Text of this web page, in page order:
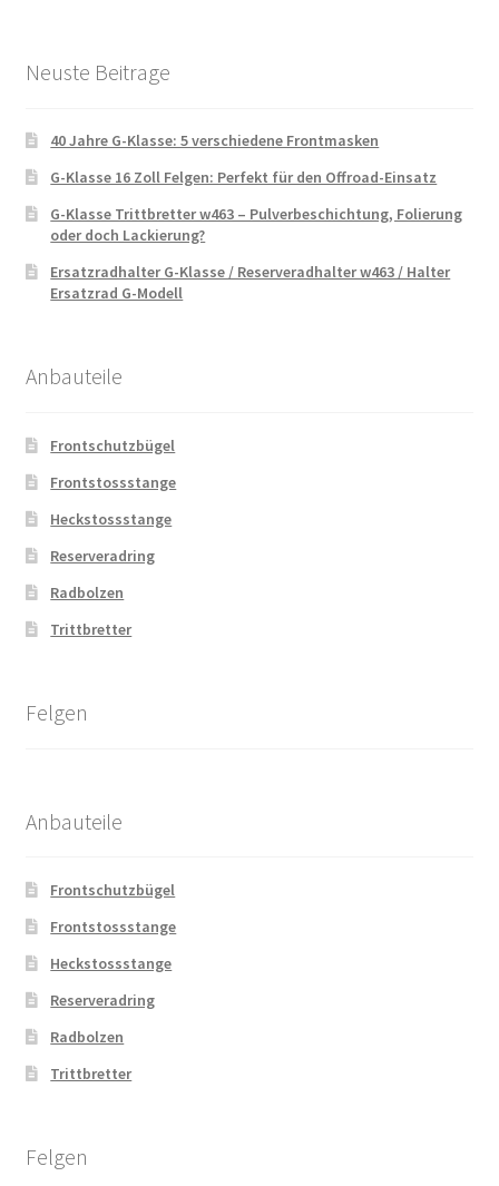
Neuste Beitrage
40 Jahre G-Klasse: 5 verschiedene Frontmasken
G-Klasse 16 Zoll Felgen: Perfekt für den Offroad-Einsatz
G-Klasse Trittbretter w463 – Pulverbeschichtung, Folierung
oder doch Lackierung?
Ersatzradhalter G-Klasse / Reserveradhalter w463 / Halter
Ersatzrad G-Modell
Anbauteile
Frontschutzbügel
Frontstossstange
Heckstossstange
Reserveradring
Radbolzen
Trittbretter
Felgen
Anbauteile
Frontschutzbügel
Frontstossstange
Heckstossstange
Reserveradring
Radbolzen
Trittbretter
Felgen